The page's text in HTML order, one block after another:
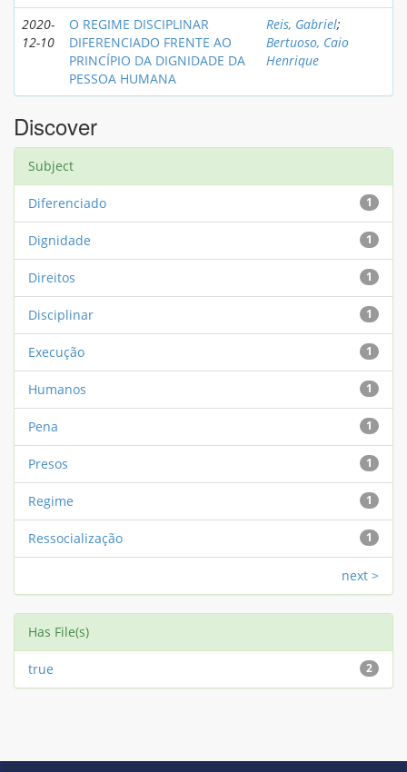
2020-
12-10
O REGIME DISCIPLINAR
DIFERENCIADO FRENTE AO
PRINCÍPIO DA DIGNIDADE DA
PESSOA HUMANA
Reis, Gabriel;
Bertuoso, Caio
Henrique
Discover
Subject
1
Diferenciado
1
Dignidade
1
Direitos
1
Disciplinar
1
Execução
1
Humanos
1
Pena
1
Presos
1
Regime
1
Ressocialização
next >
Has File(s)
2
true